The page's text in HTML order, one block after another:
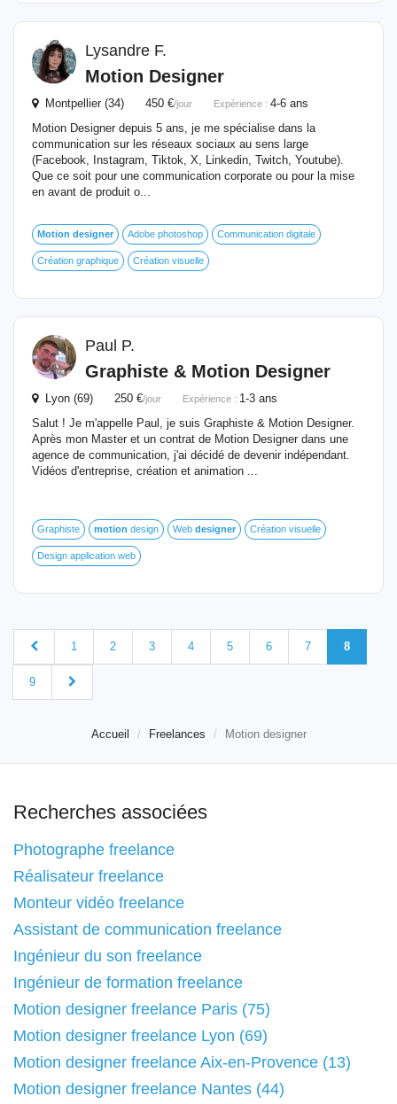
Lysandre F.
Motion Designer
Montpellier (34) 450 €/jour Expérience : 4-6 ans
Motion Designer depuis 5 ans, je me spécialise dans la
communication sur les réseaux sociaux au sens large
(Facebook, Instagram, Tiktok, X, Linkedin, Twitch, Youtube).
Que ce soit pour une communication corporate ou pour la mise
en avant de produit o...
Motion designer Adobe photoshop Communication digitale
Création graphique Création visuelle
Paul P.
Graphiste & Motion Designer
Lyon (69) 250 €/jour Expérience : 1-3 ans
Salut ! Je m'appelle Paul, je suis Graphiste & Motion Designer.
Après mon Master et un contrat de Motion Designer dans une
agence de communication, j'ai décidé de devenir indépendant.
Vidéos d'entreprise, création et animation ...
Graphiste motion design Web designer Création visuelle
Design application web
1 2 3 4 5 6 7 8
9
Accueil Freelances Motion designer
Recherches associées
Photographe freelance
Réalisateur freelance
Monteur vidéo freelance
Assistant de communication freelance
Ingénieur du son freelance
Ingénieur de formation freelance
Motion designer freelance Paris (75)
Motion designer freelance Lyon (69)
Motion designer freelance Aix-en-Provence (13)
Motion designer freelance Nantes (44)